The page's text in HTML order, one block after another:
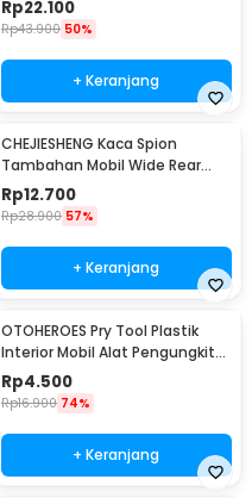
Rp22.100
Rp43.900 50%
+ Keranjang
CHEJIESHENG Kaca Spion
Tambahan Mobil Wide Rear
View Anti Blind Spot - SY-080
Rp12.700
Rp28.900 57%
+ Keranjang
OTOHEROES Pry Tool Plastik
Interior Mobil Alat Pengungkit
Set 4 PCS - AA16
Rp4.500
Rp16.900 74%
+ Keranjang